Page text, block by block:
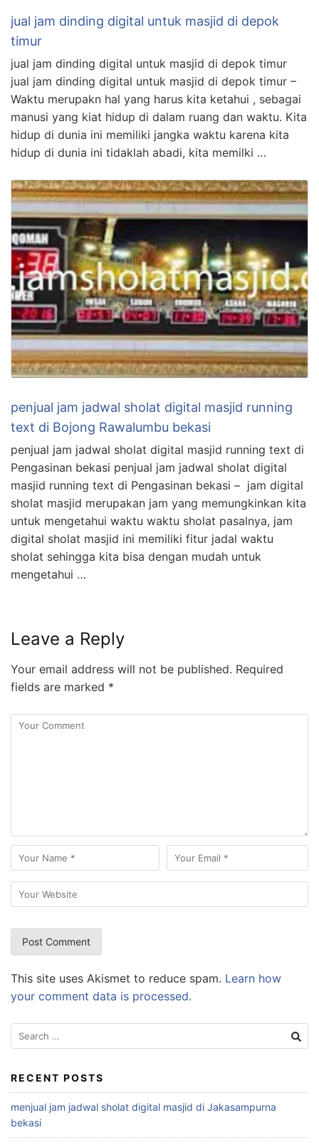
jual jam dinding digital untuk masjid di depok
timur
jual jam dinding digital untuk masjid di depok timur
jual jam dinding digital untuk masjid di depok timur –
Waktu merupakn hal yang harus kita ketahui , sebagai
manusi yang kiat hidup di dalam ruang dan waktu. Kita
hidup di dunia ini memiliki jangka waktu karena kita
hidup di dunia ini tidaklah abadi, kita memilki …
penjual jam jadwal sholat digital masjid running
text di Bojong Rawalumbu bekasi
penjual jam jadwal sholat digital masjid running text di
Pengasinan bekasi penjual jam jadwal sholat digital
masjid running text di Pengasinan bekasi – jam digital
sholat masjid merupakan jam yang memungkinkan kita
untuk mengetahui waktu waktu sholat pasalnya, jam
digital sholat masjid ini memiliki fitur jadal waktu
sholat sehingga kita bisa dengan mudah untuk
mengetahui …
Leave a Reply
Your email address will not be published. Required
fields are marked *
This site uses Akismet to reduce spam. Learn how
your comment data is processed.
Search
for:
RECENT POSTS
menjual jam jadwal sholat digital masjid di Jakasampurna
bekasi